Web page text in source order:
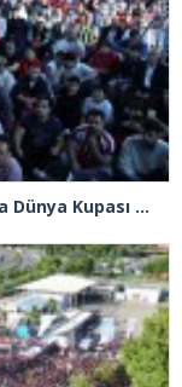
Kâğıthane Hasbahçe’de yoğun katılımla Dünya Kupası heyecanı yaşandı